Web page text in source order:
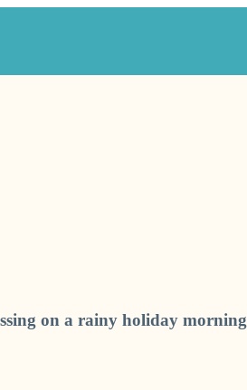
on a rainy holiday morning